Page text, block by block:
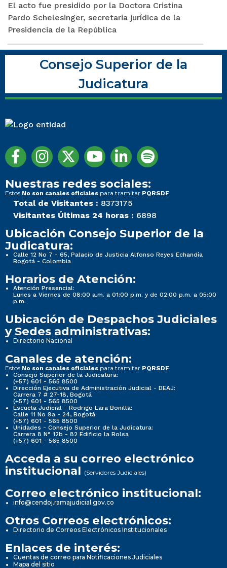
El acto fue presidido por la Doctora Cristina
Pardo Schelesinger, secretaria jurídica de la
Presidencia de la República
Consejo Superior de la
Judicatura
Nuestras redes sociales:
Estos No son canales oficiales para tramitar PQRSDF
Total de Visitantes : 8373175
Visitantes Últimas 24 horas : 6898
Ubicación Consejo Superior de la
Judicatura:
Calle 12 No 7 - 65, Palacio de Justicia Alfonso Reyes Echandía
Bogotá - Colombia
Horarios de Atención:
Atención Presencial:
Lunes a Viernes de 08:00 a.m. a 01:00 p.m. y de 02:00 p.m. a 05:00
p.m.
Ubicación de Despachos Judiciales
y Sedes administrativas:
Directorio Nacional
Canales de atención:
Estos No son canales oficiales para tramitar PQRSDF
Consejo Superior de la Judicatura:
(+57) 601 - 565 8500
Dirección Ejecutiva de Administración Judicial - DEAJ:
Carrera 7 # 27-18, Bogotá
(+57) 601 - 565 8500
Escuela Judicial - Rodrigo Lara Bonilla:
Calle 11 No 9a - 24, Bogotá
(+57) 601 - 565 8500
Unidades - Consejo Superior de la Judicatura:
Carrera 8 N° 12b - 82 Edificio la Bolsa
(+57) 601 - 565 8500
Acceda a su correo electrónico
institucional (Servidores Judiciales)
Correo electrónico institucional:
info@cendoj.ramajudicial.gov.co
Otros Correos electrónicos:
Directorio de Correos Electrónicos Institucionales
Enlaces de interés:
Cuentas de correo para Notificaciones Judiciales
Mapa del sitio